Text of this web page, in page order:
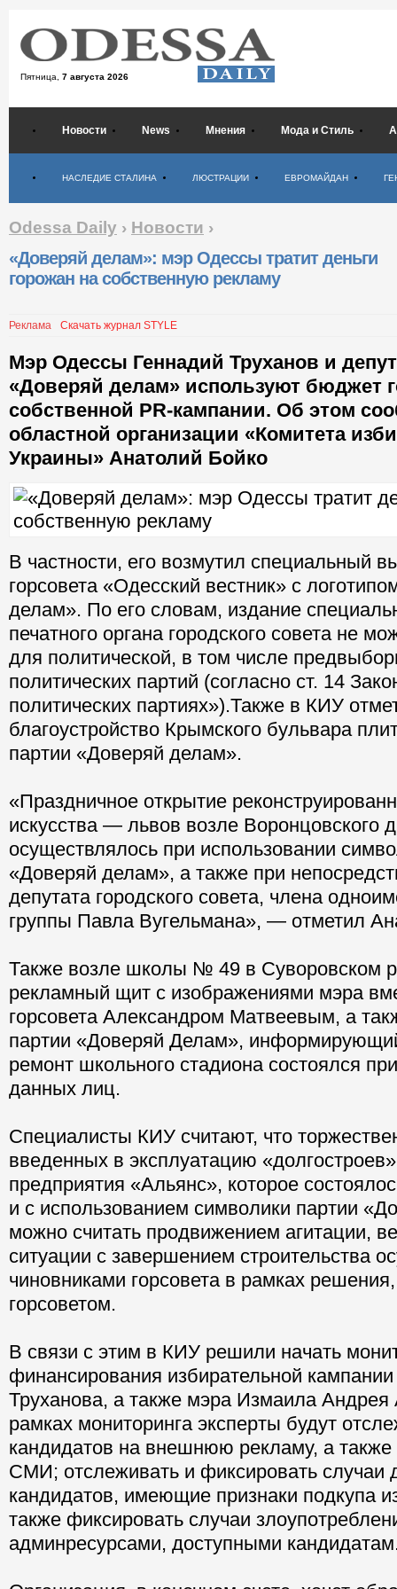
Пятница, 7 августа 2026
Новости News Мнения Мода и Стиль
НАСЛЕДИЕ СТАЛИНА ЛЮСТРАЦИИ ЕВРОМАЙДАН
Odessa Daily › Новости ›
«Доверяй делам»: мэр Одессы тратит деньги
горожан на собственную рекламу
Реклама Скачать журнал STYLE
Мэр Одессы Геннадий Труханов и
«Доверяй делам» используют бюджет
собственной PR-кампании. Об этом
областной организации «Комитета
Украины» Анатолий Бойко
В частности, его возмутил специальный
горсовета «Одесский вестник» с
делам». По его словам, издание
печатного органа городского совета не
для политической, в том числе
политических партий (согласно ст. 14
политических партиях»).Также в КИУ
благоустройство Крымского бульвара
партии «Доверяй делам».
«Праздничное открытие
искусства — львов возле Воронцовского
осуществлялось при использовании
«Доверяй делам», а также при
депутата городского совета, члена
группы Павла Вугельмана», — отметил
Также возле школы № 49 в Суворовском
рекламный щит с изображениями мэра
горсовета Александром Матвеевым, а
партии «Доверяй Делам»,
ремонт школьного стадиона состоялся
данных лиц.
Специалисты КИУ считают, что
введенных в эксплуатацию
предприятия «Альянс», которое
и с использованием символики партии
можно считать продвижением агитации,
ситуации с завершением строительства
чиновниками горсовета в рамках
горсоветом.
В связи с этим в КИУ решили начать
финансирования избирательной
Труханова, а также мэра Измаила
рамках мониторинга эксперты будут
кандидатов на внешнюю рекламу, а также
СМИ; отслеживать и фиксировать случаи
кандидатов, имеющие признаки подкупа
также фиксировать случаи
админресурсами, доступными